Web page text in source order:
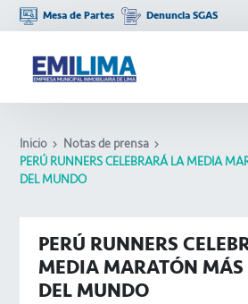
Mesa de Partes Denuncia SGAS
Inicio
Notas de prensa
PERÚ RUNNERS CELEBRARÁ LA MEDIA
DEL MUNDO
PERÚ RUNNERS
MEDIA MARATÓN
DEL MUNDO